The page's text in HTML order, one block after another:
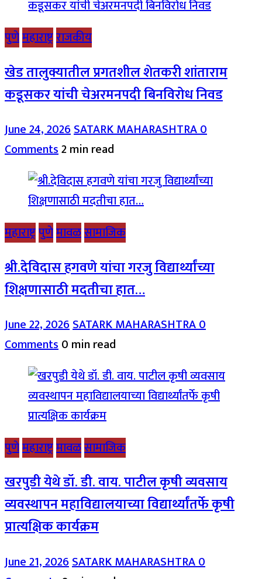
पुणेमहाराष्ट्रराजकीय
खेड तालुक्यातील प्रगतशील शेतकरी शांताराम
कडूसकर यांची चेअरमनपदी बिनविरोध निवड
June 24, 2026SATARK MAHARASHTRA0
Comments2 min read
महाराष्ट्रपुणेमावळसामाजिक
श्री.देविदास हगवणे यांचा गरजु विद्यार्थ्यांच्या
शिक्षणासाठी मदतीचा हात…
June 22, 2026SATARK MAHARASHTRA0
Comments0 min read
पुणेमहाराष्ट्रमावळसामाजिक
खरपुडी येथे डॉ. डी. वाय. पाटील कृषी व्यवसाय
व्यवस्थापन महाविद्यालयाच्या विद्यार्थ्यांतर्फे कृषी
प्रात्यक्षिक कार्यक्रम
June 21, 2026SATARK MAHARASHTRA0